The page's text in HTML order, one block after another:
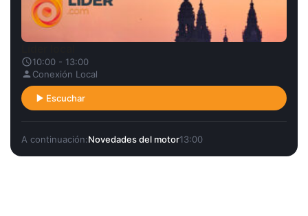
10:00 - 13:00
Conexión Local
Escuchar
A continuación:Novedades del motor13:00